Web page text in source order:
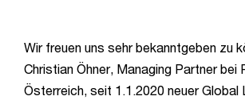
Wir freuen uns sehr bekanntgeben zu
Christian Öhner, Managing Partner bei
Österreich, seit 1.1.2020 neuer Global